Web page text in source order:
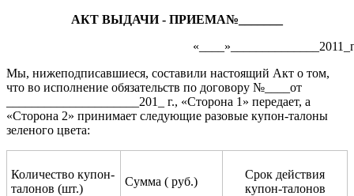
АКТ ВЫДАЧИ - ПРИЕМА№_______
Мы, нижеподписавшиеся, составили настоящий Акт о том,
что во исполнение обязательств по договору №____от
_____________________201_ г., «Сторона 1» передает, а
«Сторона 2» принимает следующие разовые купон-талоны
зеленого цвета:
Количество купон-
талонов (шт.)
Сумма ( руб.)
Срок действия
купон-талонов